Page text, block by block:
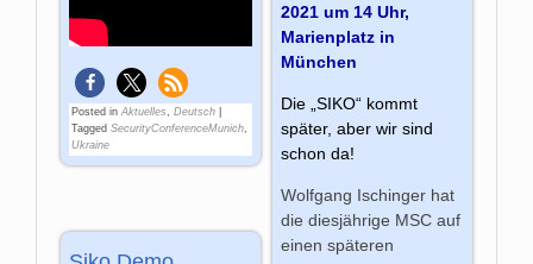
Posted in Aktuelles,Deutsch
Tagged SecurityConferenceMunich,
Ukraine
2021 um 14 Uhr,
Marienplatz in
München
Die „SIKO“ kommt
später, aber wir sind
schon da!
Wolfgang Ischinger hat
die diesjährige MSC auf
einen späteren